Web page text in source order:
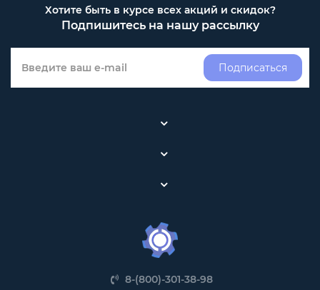
Хотите быть в курсе всех акций и скидок?
Подпишитесь на нашу рассылку
Подписаться
8-(800)-301-38-98